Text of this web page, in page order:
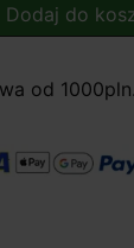
Dodaj do
od